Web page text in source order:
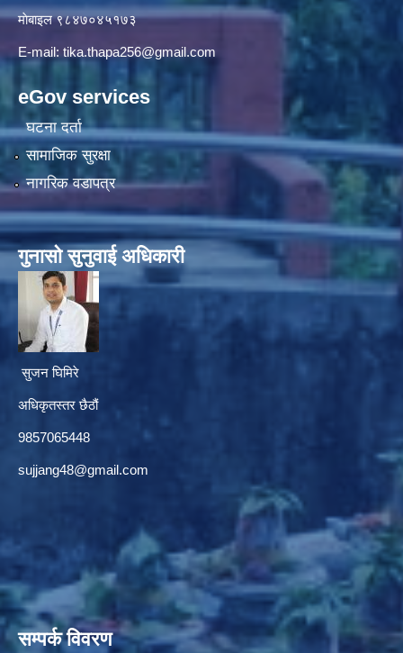
माे‍बाइल ९८४७०४५१७३
E-mail: tika.thapa256@gmail.com
eGov services
घटना दर्ता
सामाजिक सुरक्षा
नागरिक वडापत्र
गुनासाे सुनुवाई अधिकारी
सुजन घिमिरे
अधिकृतस्तर छैठौं‌
9857065448
sujjang48@gmail.com
सम्पर्क विवरण